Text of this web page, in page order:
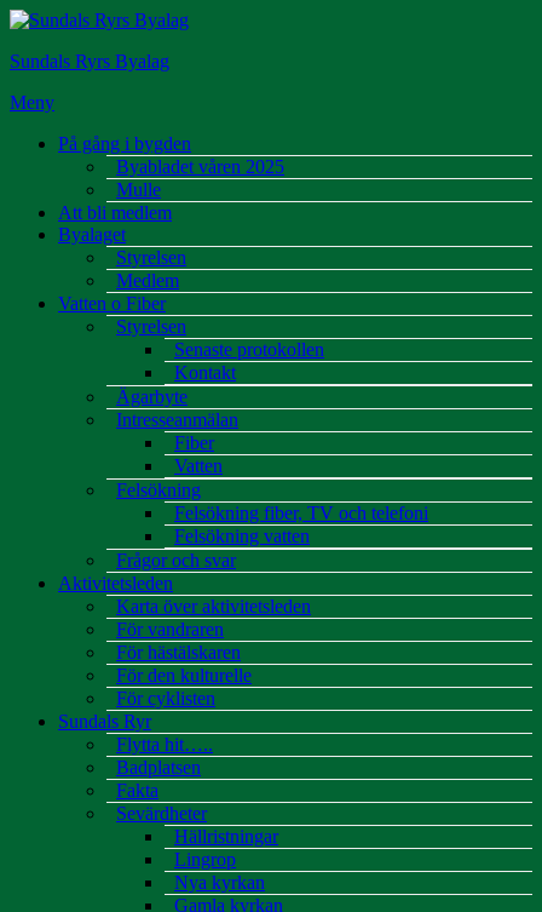
Hoppa
innehåll
Sundals Ryrs Byalag
Meny
På gång i bygden
Byabladet våren 2025
Mulle
Att bli medlem
Byalaget
Styrelsen
Medlem
Vatten o Fiber
Styrelsen
Senaste protokollen
Kontakt
Ägarbyte
Intresseanmälan
Fiber
Vatten
Felsökning
Felsökning fiber, TV och telefoni
Felsökning vatten
Frågor och svar
Aktivitetsleden
Karta över aktivitetsleden
För vandraren
För hästälskaren
För den kulturelle
För cyklisten
Sundals Ryr
Flytta hit…..
Badplatsen
Fakta
Sevärdheter
Hällristningar
Lingrop
Nya kyrkan
Gamla kyrkan